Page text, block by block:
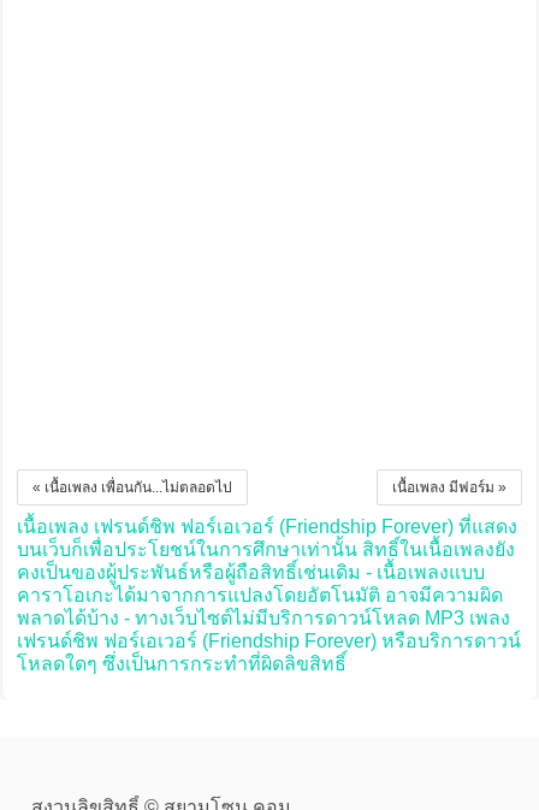
เนื้อเพลง มีฟอร์ม »
« เนื้อเพลง เพื่อนกัน...ไม่ตลอดไป
เนื้อเพลง เฟรนด์ชิพ ฟอร์เอเวอร์ (Friendship Forever) ที่แสดง
บนเว็บก็เพื่อประโยชน์ในการศึกษาเท่านั้น สิทธิ์ในเนื้อเพลงยัง
คงเป็นของผู้ประพันธ์หรือผู้ถือสิทธิ์เช่นเดิม - เนื้อเพลงแบบ
คาราโอเกะได้มาจากการแปลงโดยอัตโนมัติ อาจมีความผิด
พลาดได้บ้าง - ทางเว็บไซต์ไม่มีบริการดาวน์โหลด MP3 เพลง
เฟรนด์ชิพ ฟอร์เอเวอร์ (Friendship Forever) หรือบริการดาวน์
โหลดใดๆ ซึ่งเป็นการกระทำที่ผิดลิขสิทธิ์